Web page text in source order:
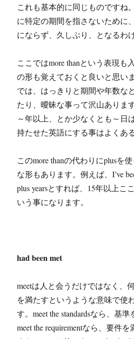
これも基本的に同じものですね
に特定の期間を指さないために
にならず、久しぶり、となるわ
ここではmore thanという表現も
の形も覚えておくと良いと思い
では、はっきりと期間や年数な
たり、曖昧な事って沢山ありま
～年以上、とか少なくとも～日
持たせた英語にする事はよくあ
このmore thanの代わりにplusを
な形もあります。例えば、I’ve
plus yearsとすれば、15年以上こ
いう事になります。
had been met
meetは人と会うだけではなく、
を満たすというような意味で使
す。meet the standardsなら、基準
meet the requirementなら、要件